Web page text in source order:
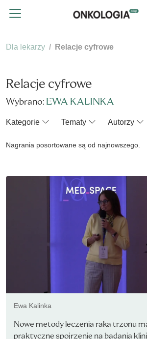
Dla lekarzy Relacje cyfrowe
Relacje cyfrowe
Wybrano: EWA KALINKA
Kategorie Tematy Autorzy
Nagrania posortowane są od najnowszego.
Ewa Kalinka
Nowe metody leczenia raka trzonu
praktyczne spojrzenie na badania